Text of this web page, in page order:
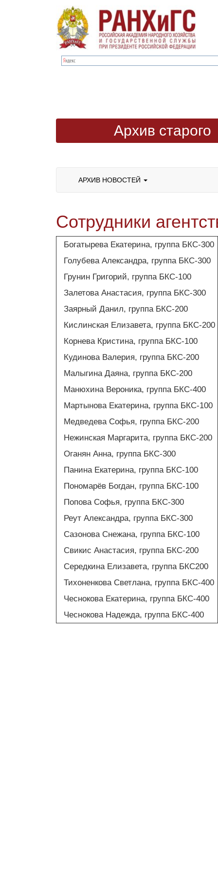
Архив старого
АРХИВ НОВОСТЕЙ
Сотрудники
Богатырева Екатерина, группа БКС-300
Голубева Александра, группа БКС-300
Грунин Григорий, группа БКС-100
Залетова Анастасия, группа БКС-300
Заярный Данил, группа БКС-200
Кислинская Елизавета, группа БКС-200
Корнева Кристина, группа БКС-100
Кудинова Валерия, группа БКС-200
Малыгина Даяна, группа БКС-200
Манюхина Вероника, группа БКС-400
Мартынова Екатерина, группа БКС-100
Медведева Софья, группа БКС-200
Нежинская Маргарита, группа БКС-200
Оганян Анна, группа БКС-300
Панина Екатерина, группа БКС-100
Пономарёв Богдан, группа БКС-100
Попова Софья, группа БКС-300
Реут Александра, группа БКС-300
Сазонова Снежана, группа БКС-100
Свикис Анастасия, группа БКС-200
Середкина Елизавета, группа БКС200
Тихоненкова Светлана, группа БКС-400
Чеснокова Екатерина, группа БКС-400
Чеснокова Надежда, группа БКС-400